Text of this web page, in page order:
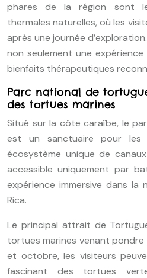
phares de la région sont
thermales naturelles, où les
après une journée
non seulement une
bienfaits thérapeutiques
Parc national de
des tortues marines
Situé sur la côte caraïbe, le
est un sanctuaire pour
écosystème unique de
accessible uniquement par
expérience immersive dans la
Rica.
Le principal attrait de
tortues marines venant pondre
et octobre, les visiteurs
fascinant des tortues